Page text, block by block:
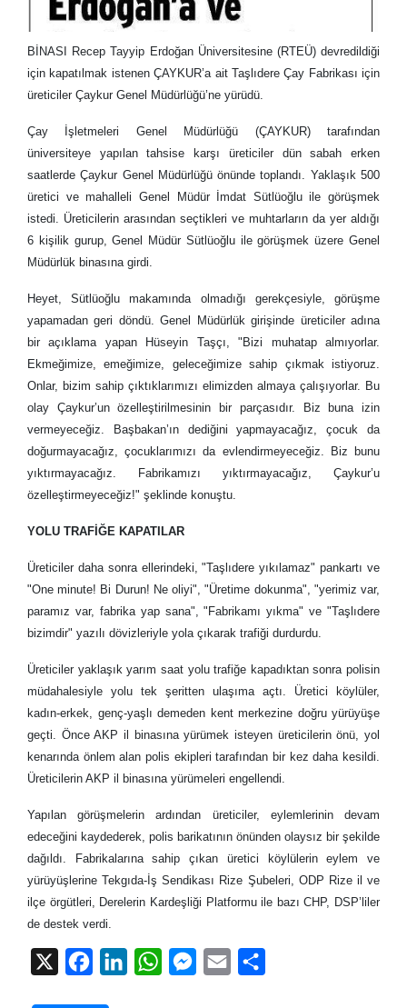
BİNASI Recep Tayyip Erdoğan Üniversitesine (RTEÜ) devredildiği
için kapatılmak istenen ÇAYKUR’a ait Taşlıdere Çay Fabrikası için
üreticiler Çaykur Genel Müdürlüğü’ne yürüdü.
Çay İşletmeleri Genel Müdürlüğü (ÇAYKUR) tarafından
üniversiteye yapılan tahsise karşı üreticiler dün sabah erken
saatlerde Çaykur Genel Müdürlüğü önünde toplandı. Yaklaşık 500
üretici ve mahalleli Genel Müdür İmdat Sütlüoğlu ile görüşmek
istedi. Üreticilerin arasından seçtikleri ve muhtarların da yer aldığı
6 kişilik gurup, Genel Müdür Sütlüoğlu ile görüşmek üzere Genel
Müdürlük binasına girdi.
Heyet, Sütlüoğlu makamında olmadığı gerekçesiyle, görüşme
yapamadan geri döndü. Genel Müdürlük girişinde üreticiler adına
bir açıklama yapan Hüseyin Taşçı, "Bizi muhatap almıyorlar.
Ekmeğimize, emeğimize, geleceğimize sahip çıkmak istiyoruz.
Onlar, bizim sahip çıktıklarımızı elimizden almaya çalışıyorlar. Bu
olay Çaykur’un özelleştirilmesinin bir parçasıdır. Biz buna izin
vermeyeceğiz. Başbakan’ın dediğini yapmayacağız, çocuk da
doğurmayacağız, çocuklarımızı da evlendirmeyeceğiz. Biz bunu
yıktırmayacağız. Fabrikamızı yıktırmayacağız, Çaykur’u
özelleştirmeyeceğiz!" şeklinde konuştu.
YOLU TRAFİĞE KAPATILAR
Üreticiler daha sonra ellerindeki, "Taşlıdere yıkılamaz" pankartı ve
"One minute! Bi Durun! Ne oliyi", "Üretime dokunma", "yerimiz var,
paramız var, fabrika yap sana", "Fabrikamı yıkma" ve "Taşlıdere
bizimdir" yazılı dövizleriyle yola çıkarak trafiği durdurdu.
Üreticiler yaklaşık yarım saat yolu trafiğe kapadıktan sonra polisin
müdahalesiyle yolu tek şeritten ulaşıma açtı. Üretici köylüler,
kadın-erkek, genç-yaşlı demeden kent merkezine doğru yürüyüşe
geçti. Önce AKP il binasına yürümek isteyen üreticilerin önü, yol
kenarında önlem alan polis ekipleri tarafından bir kez daha kesildi.
Üreticilerin AKP il binasına yürümeleri engellendi.
Yapılan görüşmelerin ardından üreticiler, eylemlerinin devam
edeceğini kaydederek, polis barikatının önünden olaysız bir şekilde
dağıldı. Fabrikalarına sahip çıkan üretici köylülerin eylem ve
yürüyüşlerine Tekgıda-İş Sendikası Rize Şubeleri, ODP Rize il ve
ilçe örgütleri, Derelerin Kardeşliği Platformu ile bazı CHP, DSP’liler
de destek verdi.
FacebookLinkedInWhatsAppMessenger
Email